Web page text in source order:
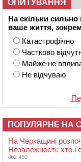
ОПИТУВАННЯ
На скільки
ваше життя,
Катастрофічно
Частково
Майже не
Не відчуваю
ПОПУЛЯРНЕ НА
На Черкащині
Незалежності: хто і
2 460